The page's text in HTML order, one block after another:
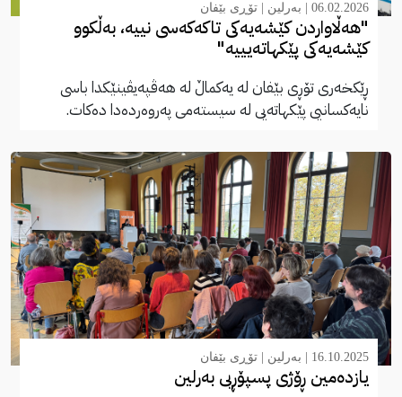
06.02.2026 | بەرلین تۆڕی بێفان
"هەڵاواردن کێشەیەکی تاکەکەسی نییە، بەڵکوو
کێشەیەکی پێکهاتەیییە"
ڕێکخەری تۆڕی بێفان لە یەکماڵ لە هەڤپەیڤینێکدا باسی
نایەکسانیی پێکهاتەیی لە سیستەمی پەروەردەدا دەکات.
16.10.2025 | بەرلین تۆڕی بێفان
یازدەمین ڕۆژی پسپۆڕیی بەرلین